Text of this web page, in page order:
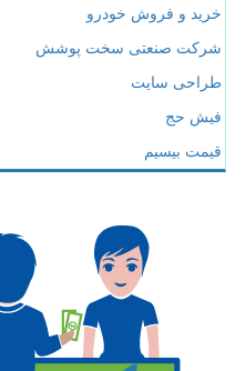
خرید و فروش خودرو
شرکت صنعتی سخت پوشش
طراحی سایت
فیش حج
قیمت بیسیم